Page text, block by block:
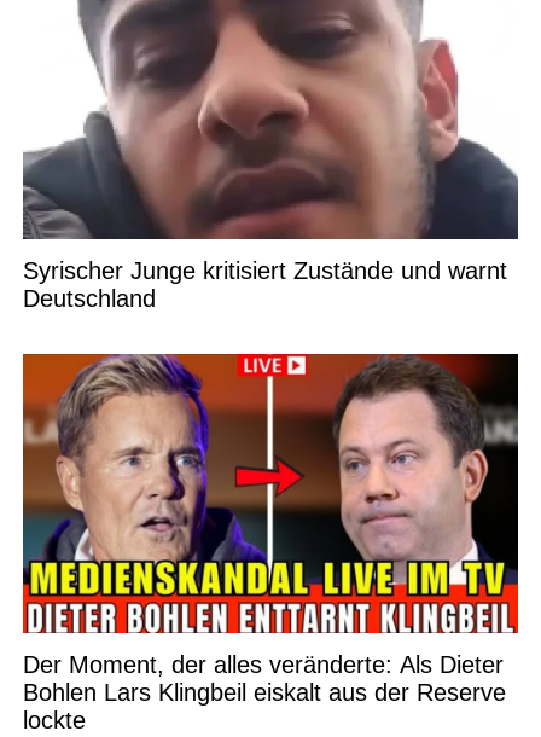
Syrischer Junge kritisiert Zustände und warnt
Deutschland
Der Moment, der alles veränderte: Als Dieter
Bohlen Lars Klingbeil eiskalt aus der Reserve
lockte